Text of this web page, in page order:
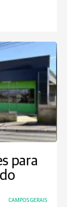
para
CAMPOS GERAIS